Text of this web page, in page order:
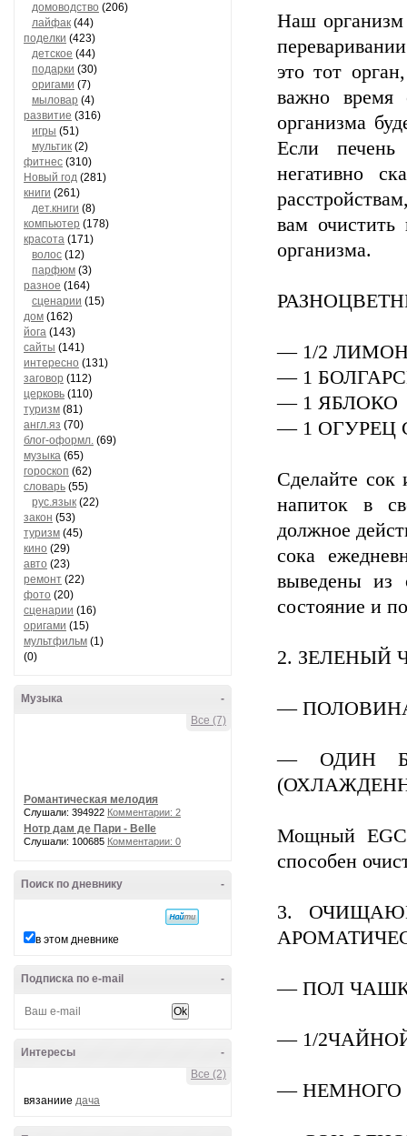
домоводство (206)
лайфак (44)
поделки (423)
детское (44)
подарки (30)
оригами (7)
мыловар (4)
развитие (316)
игры (51)
мультик (2)
фитнес (310)
Новый год (281)
книги (261)
дет.книги (8)
компьютер (178)
красота (171)
волос (12)
парфюм (3)
разное (164)
сценарии (15)
дом (162)
йога (143)
сайты (141)
интересно (131)
заговор (112)
церковь (110)
туризм (81)
англ.яз (70)
блог-оформл. (69)
музыка (65)
гороскоп (62)
словарь (55)
рус.язык (22)
закон (53)
туризм (45)
кино (29)
авто (23)
ремонт (22)
фото (20)
сценарии (16)
оригами (15)
мультфильм (1)
(0)
-
Музыка
Все (7)
Романтическая мелодия
Слушали: 394922 Комментарии: 2
Нотр дам де Пари - Belle
Слушали: 100685 Комментарии: 0
-
Поиск по дневнику
в этом дневнике
-
Подписка по e-mail
-
Интересы
Все (2)
вязаниие дача
Наш организм
это тот
важно время
организма
Если
негативно
вам
организма.
— 1/2
— 1
— 1 ЯБЛОКО
— 1 ОГУРЕЦ
Сделайте сок
напиток в
должное
сока
выведены из
состояние и
2. ЗЕЛЕНЫЙ
—
— ОДИН
Мощный
способен
3.
— ПОЛ
— 1/
— НЕМНОГО